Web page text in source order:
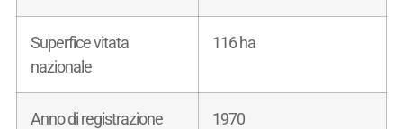
Superfice vitata
nazionale
116 ha
Anno di registrazione 1970